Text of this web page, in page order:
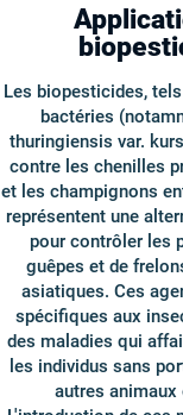
Les biopesticides,
bactéries
thuringiensis var.
contre les chenilles
et les champignons
représentent une
pour contrôler les
guêpes et de
asiatiques. Ces
spécifiques aux
des maladies qui
les individus sans
autres animaux